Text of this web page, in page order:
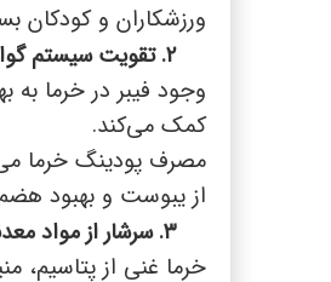
ورزشکاران و کودکان
۲. تقویت سیستم گوارش
وجود فیبر در خرما به
کمک می‌کند.
مصرف پودینگ خرما
از یبوست و بهبود
۳. سرشار از مواد معدنی
خرما غنی از پتاسیم،